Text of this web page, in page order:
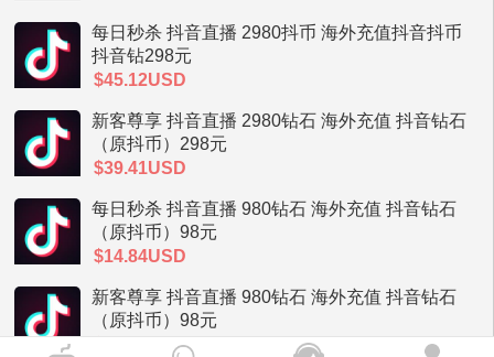
每日秒杀 抖音直播 2980抖币 海外充值抖音抖币
抖音钻298元
$45.12USD
新客尊享 抖音直播 2980钻石 海外充值 抖音钻石
（原抖币）298元
$39.41USD
每日秒杀 抖音直播 980钻石 海外充值 抖音钻石
（原抖币）98元
$14.84USD
新客尊享 抖音直播 980钻石 海外充值 抖音钻石
（原抖币）98元
$12.97USD